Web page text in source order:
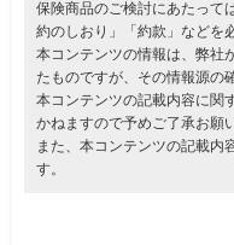
保険商品のご検討にあたって
約のしおり」「約款」などを
本コンテンツの情報は、弊社
たものですが、その情報源の
本コンテンツの記載内容に関
かねますので予めご了承お願
また、本コンテンツの記載内
す。